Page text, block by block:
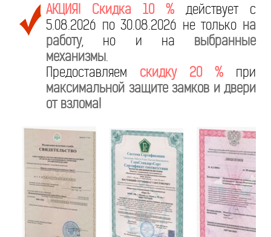
АКЦИЯ! Скидка 10 % действует с
5.08.2026 по 30.08.2026 не только на
работу, но и на выбранные
механизмы.
Предоставляем скидку 20 % при
максимальной защите замков и двери
от взлома!